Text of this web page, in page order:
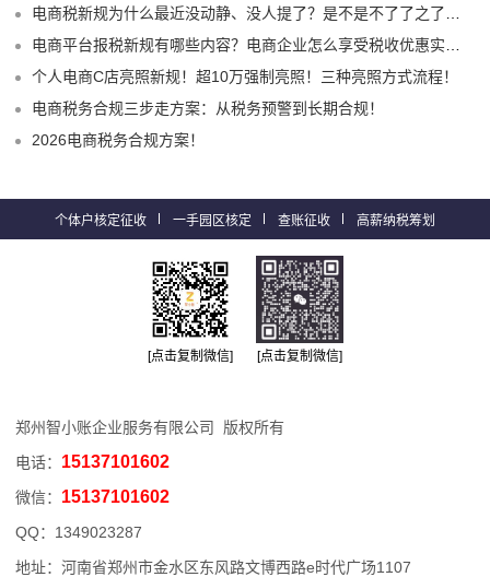
电商税新规为什么最近没动静、没人提了？是不是不了了之了嘛？
电商平台报税新规有哪些内容？电商企业怎么享受税收优惠实现税务合规？
个人电商C店亮照新规！超10万强制亮照！三种亮照方式流程！
电商税务合规三步走方案：从税务预警到长期合规！
2026电商税务合规方案！
个体户核定征收 一手园区核定 查账征收 高薪纳税筹划
[点击复制微信] [点击复制微信]
郑州智小账企业服务有限公司 版权所有
电话： 15137101602
微信： 15137101602
QQ： 1349023287
地址：河南省郑州市金水区东风路文博西路e时代广场1107